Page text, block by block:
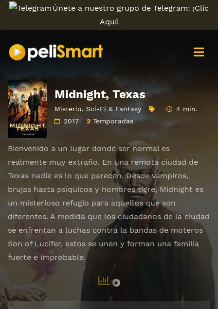
Únete a nuestro grupo de Telegram: ¡Clic
Aquí!
Midnight, Texas
Misterio, Sci-Fi & Fantasy
4 min.
2017
2 Temporadas
Bienvenido a un lugar donde ser normal es
realmente muy extraño. En una remota ciudad de
Texas nadie es lo que parecen. Desde vampiros,
brujas hasta psíquicos y hombres tigre, Midnight es
un misterioso refugio para aquellos que son
diferentes. A medida que los ciudadanos de la ciudad
se enfrentan a luchas contra la bandas de moteros
Son of Lucifer, estos se unen y forman una familia
fuerte e improbable.